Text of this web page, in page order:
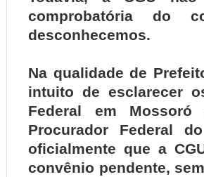
comprobatória do
desconhecemos.
Na qualidade de
intuito de esclarecer
Federal em
Procurador Federal
oficialmente que a
convênio pendente,